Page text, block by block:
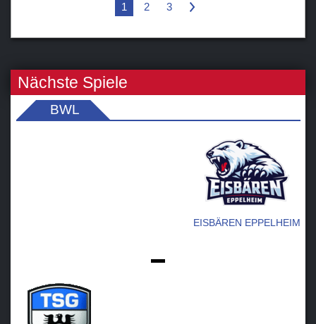
1 2 3 >
Nächste Spiele
BWL
EISBÄREN EPPELHEIM